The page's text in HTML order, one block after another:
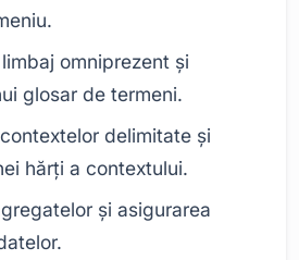
omniprezent și
glosar de termeni.
delimitate și
hărți a contextului.
și asigurarea